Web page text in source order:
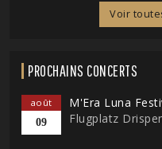
Voir
PROCHAINS CONCERTS
août
09
M'Era Luna
Flugplatz